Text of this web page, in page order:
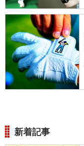
新着記事